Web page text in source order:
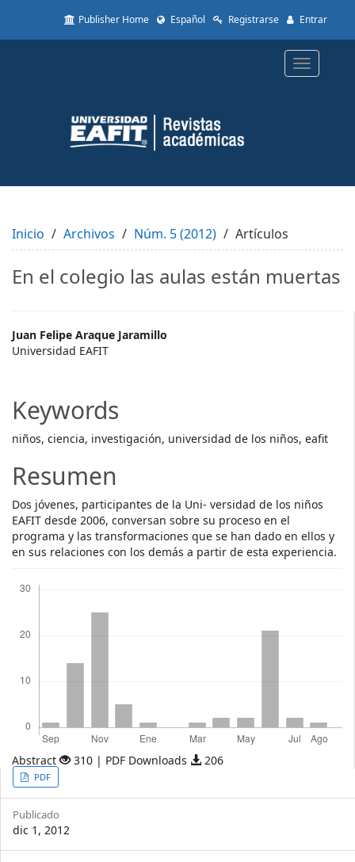
to
Content
Sidebar
Publisher Home Español Registrarse Entrar
Toggle
Inicio Archivos Núm. 5 (2012) Artículos
En el colegio las aulas están muertas
Main
Article
Juan Felipe Araque Jaramillo
Universidad EAFIT
Keywords
niños, ciencia, investigación, universidad de los niños, eafit
Resumen
Dos jóvenes, participantes de la Uni- versidad de los niños
EAFIT desde 2006, conversan sobre su proceso en el
programa y las transformaciones que se han dado en ellos y
en sus relaciones con los demás a partir de esta experiencia.
Abstract 310 | PDF Downloads 206
Article
Sidebar
PDF
Publicado
dic 1, 2012